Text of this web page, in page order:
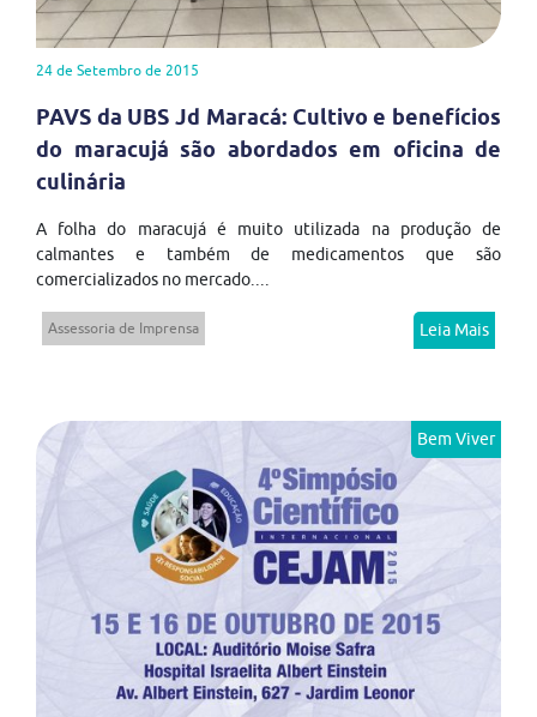
24 de Setembro de 2015
PAVS da UBS Jd Maracá: Cultivo e benefícios
do maracujá são abordados em oficina de
culinária
A folha do maracujá é muito utilizada na produção de
calmantes e também de medicamentos que são
comercializados no mercado....
Assessoria de Imprensa Leia Mais
Bem Viver